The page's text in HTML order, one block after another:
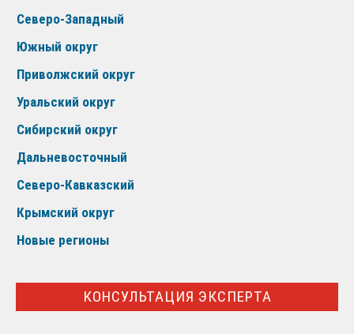
Северо-Западный
Южный округ
Приволжский округ
Уральский округ
Сибирский округ
Дальневосточный
Северо-Кавказский
Крымский округ
Новые регионы
КОНСУЛЬТАЦИЯ ЭКСПЕРТА